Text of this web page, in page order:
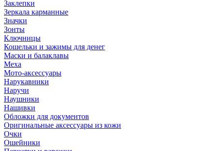
Заклепки
Зеркала карманные
Значки
Зонты
Ключницы
Кошельки и зажимы для денег
Маски и балаклавы
Меха
Мото-аксессуары
Нарукавники
Наручи
Наушники
Нашивки
Обложки для документов
Оригинальные аксессуары из кожи
Очки
Ошейники